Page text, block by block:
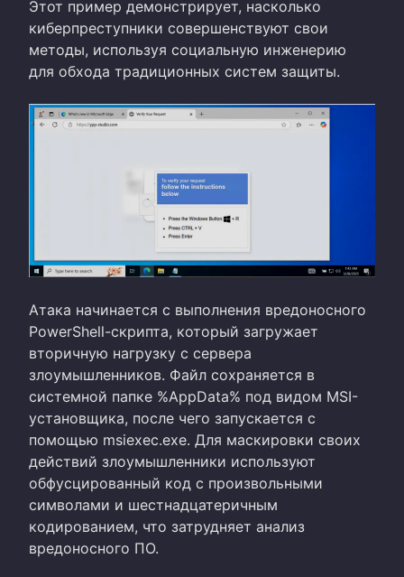
Этот пример демонстрирует, насколько
киберпреступники совершенствуют свои
методы, используя социальную инженерию
для обхода традиционных систем защиты.
Атака начинается с выполнения вредоносного
PowerShell-скрипта, который загружает
вторичную нагрузку с сервера
злоумышленников. Файл сохраняется в
системной папке %AppData% под видом MSI-
установщика, после чего запускается с
помощью msiexec.exe. Для маскировки своих
действий злоумышленники используют
обфусцированный код с произвольными
символами и шестнадцатеричным
кодированием, что затрудняет анализ
вредоносного ПО.